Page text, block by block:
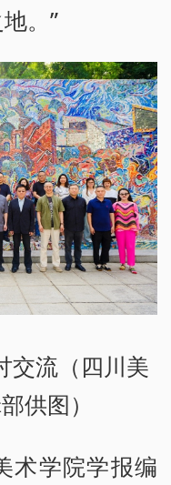
。”
交流（四川美
供图）
术学院学报编